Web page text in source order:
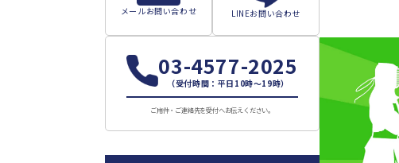
メールお問い合わせ LINEお問い合わせ
03-4577-2025
（受付時間：平日10時～19時）
ご用件・ご連絡先を受付へお伝えください。